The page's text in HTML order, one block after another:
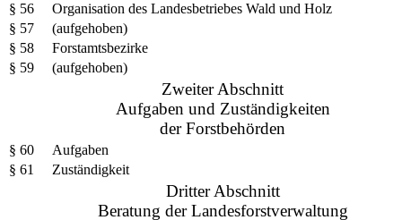
§ 56
Organisation des Landesbetriebes Wald und Holz
§ 57
(aufgehoben)
§ 58
Forstamtsbezirke
§ 59
(aufgehoben)
Zweiter Abschnitt
Aufgaben und Zuständigkeiten
der Forstbehörden
§ 60
Aufgaben
§ 61
Zuständigkeit
Dritter Abschnitt
Beratung der Landesforstverwaltung